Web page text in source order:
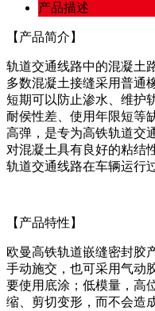
产品描述
【产品简介】
轨道交通线路中的混凝土
多数混凝土接缝采用普通
短期可以防止渗水、维护
耐侯性差、使用年限短等
高弹，是专为高铁轨道交
对混凝土具有良好的粘结
轨道交通线路在车辆运行
【产品特性】
欧曼高铁轨道嵌缝密封胶
手动施交，也可采用气动
要使用底涂；低模量，高
缩、剪切变形，而不会造